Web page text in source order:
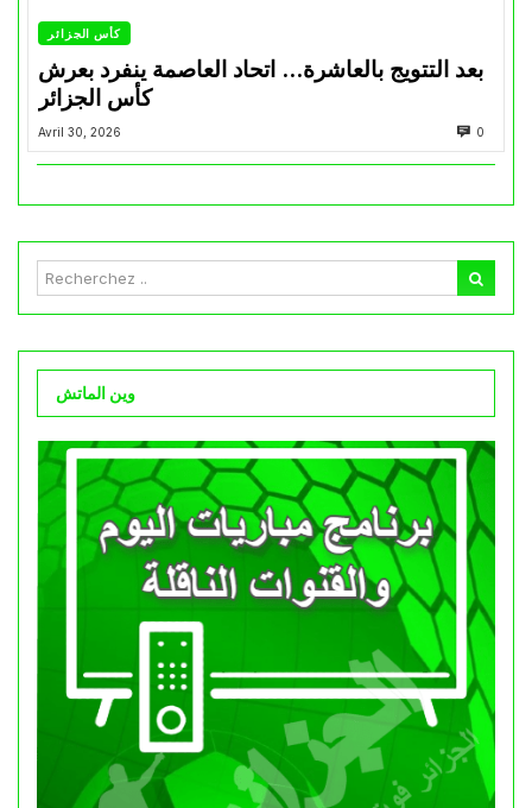
كأس الجزائر
بعد التتويج بالعاشرة… اتحاد العاصمة ينفرد بعرش
كأس الجزائر
Avril 30, 2026 0
وين الماتش